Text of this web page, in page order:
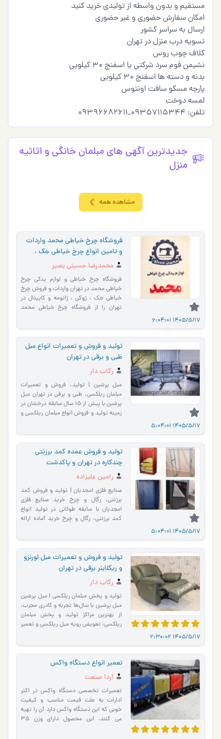
مستقیم و بدون واسطه از تولیدی خرید کنید
امکان سفارش حضوری و غیر حضوری
ارسال به سراسر کشور
تسویه درب منزل در تهران
کلاف چوب روس
نشیمن فوم سرد شرکتی یا اسفنج ۳۰ کیلویی
بدنه و دسته ها اسفنج ۳۰ کیلویی
پارچه مسکو سافت اونتوس
لمسه دوخت
تلفن: 09357115344_09396682611
جدیدترین آگهی های مبلمان خانگی و اثاثیه
منزل
مشاهده همه
1405/5/17 6:04:01
فروشگاه چرخ خیاطی محمد واردات
و تامین انواع چرخ خیاطی جک ،
ژوکی ، ژانومه در تهران
محمدرضا حسینی بصیر
فروشگاه چرخ خیاطی و لوازم یدکی چرخ
خیاطی محمد در تهران واردات و فروش چرخ
خیاطی جک ، ژوکی ، ژانومه و کاپیتال در
تهران را از فروشگاه چرخ خیاطی محمد
1405/5/17 5:04:01
تولید و فروش و تعمیرات انواع مبل
طبی و برقی در تهران
رکاب دار
مبل پرشین | تولید، فروش و تعمیرات
مبلمان ریلکسی، طبی و برقی در تهران مبل
پرشین با بیش از ۱۵ سال سابقه درخشان در
زمینه تولید و فروش انواع مبلمان ریلکسی و
1405/5/17 5:04:01
تولید و فروش عمده کمد برزنتی
چندکاره در تهران و پاکدشت
رامین علیزاده
صنایع فلزی امجدیان | تولید و فروش کمد
برزنتی، رگال و چرخ خرید صنایع فلزی
امجدیان با سابقه طولانی در تولید انواع
کمد برزنتی، رگال و چرخ خرید آماده ارائه
1405/5/17 2:30:02
تولید و فروش و تعمیرات مبل لورنزو
و ریکلاینر برقی در تهران
رکاب دار
تولید و پخش مبلمان ریلکسی | مبل پرشین
مبل پرشین با سال‌ها تجربه و کادری مجرب،
از بهترین مراکز تولید و پخش مبلمان
ریلکسی، تعویض رویه مبل ریلکسی و تعمیر
تعمیر انواع دستگاه واکس
آردا صنعت
تعمیرات تخصصی دستگاه واکس در اکثر
ادارات به علت قیمت مناسب و کیفیت
خوبی که این دستگاه واکس دارد آن را تهیه
می کنند. این محصول دارای وزن 35